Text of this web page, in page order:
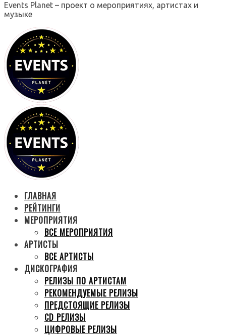
Events Planet – проект о мероприятиях, артистах и
музыке
ГЛАВНАЯ
РЕЙТИНГИ
МЕРОПРИЯТИЯ
ВСЕ МЕРОПРИЯТИЯ
АРТИСТЫ
ВСЕ АРТИСТЫ
ДИСКОГРАФИЯ
РЕЛИЗЫ ПО АРТИСТАМ
РЕКОМЕНДУЕМЫЕ РЕЛИЗЫ
ПРЕДСТОЯЩИЕ РЕЛИЗЫ
CD РЕЛИЗЫ
ЦИФРОВЫЕ РЕЛИЗЫ